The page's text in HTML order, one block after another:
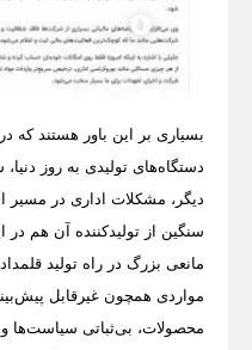
بسیاری بر این باور هستند که
دستگاه‌های تولیدی به روز
دیگر، مشکلات اداری در مسیر
سنگین از تولیدکننده آن هم
مانعی بزرگ در راه تولید
مواردی همچون غیرقابل
محصولات، بی‌ثباتی سیاست‌ها